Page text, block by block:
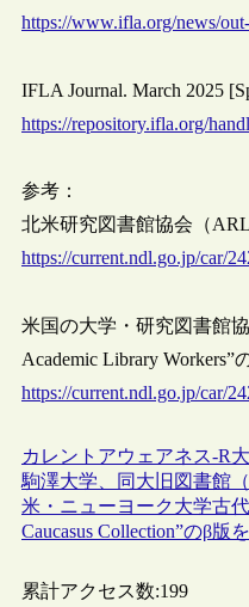
https://www.ifla.org/news/
IFLA Journal. March 2025
https://repository.ifla.org/
参考：
北米研究図書館協会（
https://current.ndl.go.jp/car/
米国の大学・研究図書館
Academic Library
https://current.ndl.go.jp/car/
カレントアウェアネス-R
駒澤大学、同大旧図書館
米・ニューヨーク大学古
Caucasus Collection”のβ版
累計アクセス数:199